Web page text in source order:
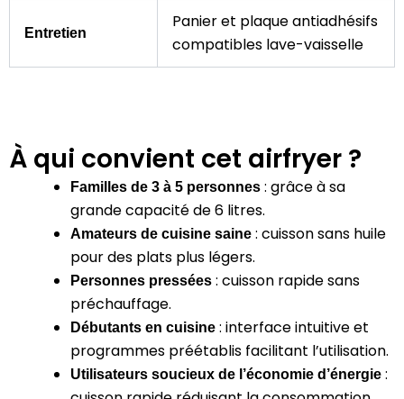
Entretien
Panier et plaque antiadhésifs
compatibles lave-vaisselle
À qui convient cet airfryer ?
Familles de 3 à 5 personnes : grâce à sa
grande capacité de 6 litres.
Amateurs de cuisine saine : cuisson sans huile
pour des plats plus légers.
Personnes pressées : cuisson rapide sans
préchauffage.
Débutants en cuisine : interface intuitive et
programmes préétablis facilitant l’utilisation.
Utilisateurs soucieux de l’économie d’énergie :